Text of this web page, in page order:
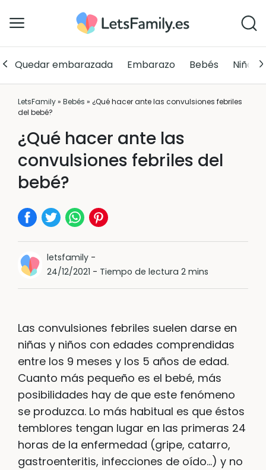
Quedar embarazada Embarazo Bebés Niños
LetsFamily» Bebés » ¿Qué hacer ante las convulsiones febriles
del bebé?
¿Qué hacer ante las
convulsiones febriles del
bebé?
letsfamily-
24/12/2021 - Tiempo de lectura 2 mins
Las convulsiones febriles suelen darse en
niñas y niños con edades comprendidas
entre los 9 meses y los 5 años de edad.
Cuanto más pequeño es el bebé, más
posibilidades hay de que este fenómeno
se produzca. Lo más habitual es que éstos
temblores tengan lugar en las primeras 24
horas de la enfermedad (gripe, catarro,
gastroenteritis, infecciones de oído…) y no